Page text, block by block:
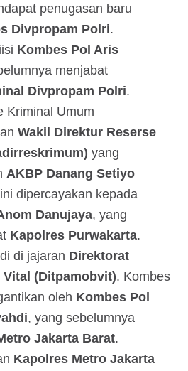
penugasan baru
Divpropam Polri.
Kombes Pol Aris
menjabat
Divpropam Polri.
Kriminal Umum
Wakil Direktur Reserse
yang
AKBP Danang Setiyo
dipercayakan kepada
Danujaya, yang
Kapolres Purwakarta.
di jajaran Direktorat
Vital (Ditpamobvit). Kombes
oleh Kombes Pol
, yang sebelumnya
Jakarta Barat.
Kapolres Metro Jakarta